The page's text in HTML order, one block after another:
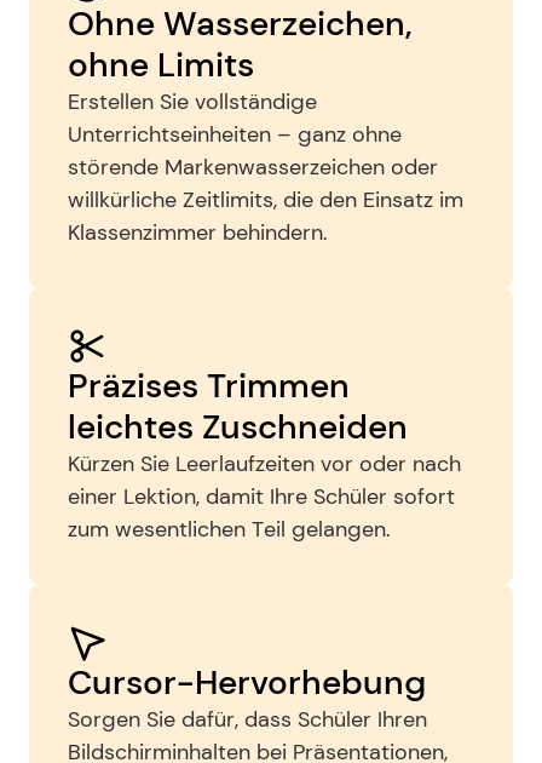
Ohne Wasserzeichen,
ohne Limits
Erstellen Sie vollständige
Unterrichtseinheiten – ganz ohne
störende Markenwasserzeichen oder
willkürliche Zeitlimits, die den Einsatz im
Klassenzimmer behindern.
Präzises Trimmen
leichtes Zuschneiden
Kürzen Sie Leerlaufzeiten vor oder nach
einer Lektion, damit Ihre Schüler sofort
zum wesentlichen Teil gelangen.
Cursor-Hervorhebung
Sorgen Sie dafür, dass Schüler Ihren
Bildschirminhalten bei Präsentationen,